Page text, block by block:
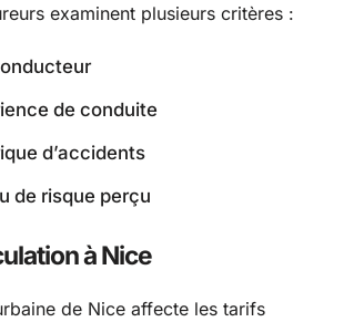
examinent plusieurs critères :
de conduite
d’accidents
de risque perçu
à Nice
de Nice affecte les tarifs